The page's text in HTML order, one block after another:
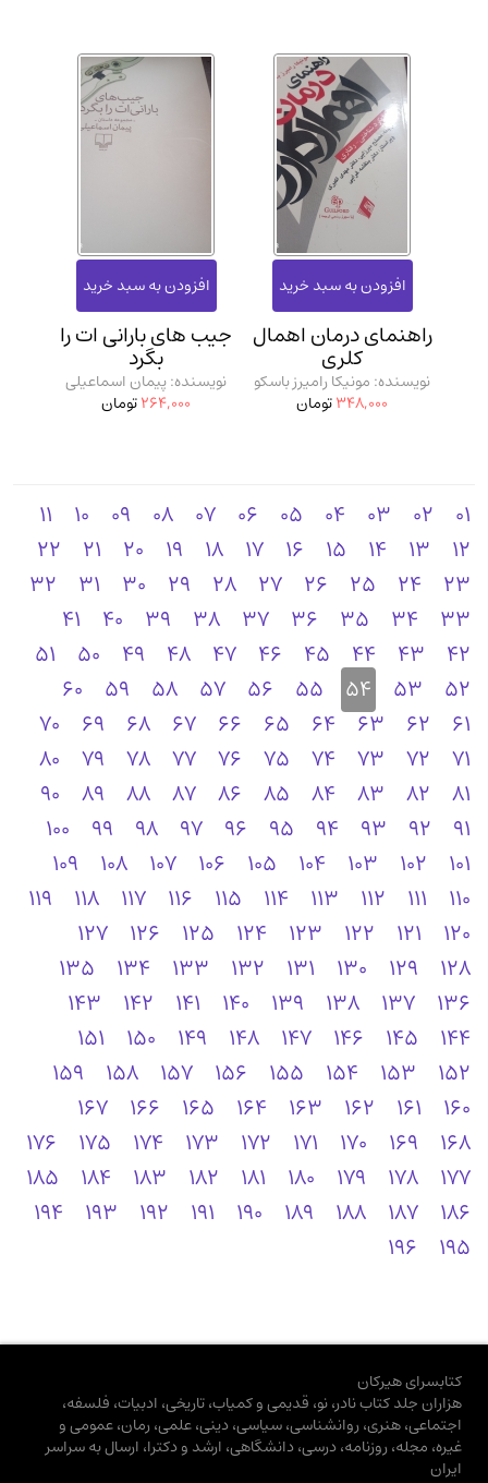
راهنمای درمان اهمال
کلری
نویسنده: مونیکا رامیرز باسکو
348,000تومان
جیب های بارانی ات را
بگرد
نویسنده: پیمان اسماعیلی
264,000تومان
01
02
03
04
05
06
07
08
09
10
11
12
13
14
15
16
17
18
19
20
21
22
23
24
25
26
27
28
29
30
31
32
33
34
35
36
37
38
39
40
41
42
43
44
45
46
47
48
49
50
51
52
53
54
55
56
57
58
59
60
61
62
63
64
65
66
67
68
69
70
71
72
73
74
75
76
77
78
79
80
81
82
83
84
85
86
87
88
89
90
91
92
93
94
95
96
97
98
99
100
101
102
103
104
105
106
107
108
109
110
111
112
113
114
115
116
117
118
119
120
121
122
123
124
125
126
127
128
129
130
131
132
133
134
135
136
137
138
139
140
141
142
143
144
145
146
147
148
149
150
151
152
153
154
155
156
157
158
159
160
161
162
163
164
165
166
167
168
169
170
171
172
173
174
175
176
177
178
179
180
181
182
183
184
185
186
187
188
189
190
191
192
193
194
195
196
کتابسرای هیرکان
هزاران جلد کتاب نادر، نو، قدیمی و کمیاب، تاریخی، ادبیات، فلسفه،
اجتماعی، هنری، روانشناسی، سیاسی، دینی، علمی، رمان، عمومی و
غیره، مجله، روزنامه، درسی، دانشگاهی، ارشد و دکترا، ارسال به سراسر
ایران